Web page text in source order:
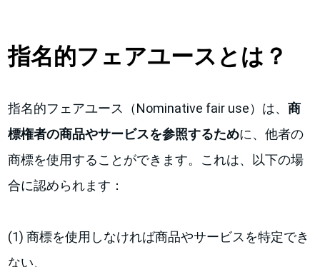
指名的フェアユースとは？
指名的フェアユース（Nominative fair use）は、商
標権者の商品やサービスを参照するために、他者の
商標を使用することができます。これは、以下の場
合に認められます：
(1) 商標を使用しなければ商品やサービスを特定でき
ない、